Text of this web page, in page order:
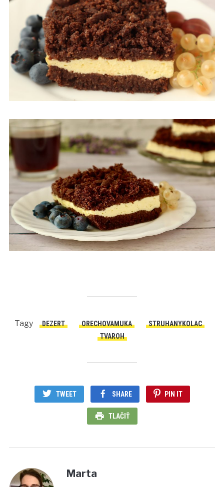
Tagy DEZERT ORECHOVAMUKA
STRUHANYKOLAC
TVAROH
TWEET SHARE PIN IT
TLAČIŤ
Marta